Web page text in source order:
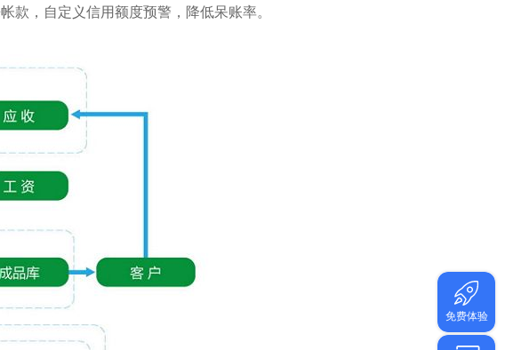
款，自定义信用额度预警，降低呆账率。